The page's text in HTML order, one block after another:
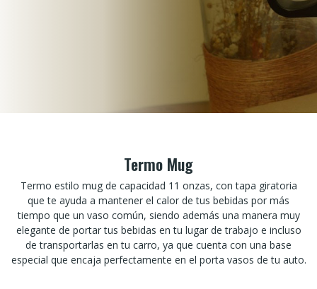
Termo Mug
Termo estilo mug de capacidad 11 onzas, con tapa giratoria
que te ayuda a mantener el calor de tus bebidas por más
tiempo que un vaso común, siendo además una manera muy
elegante de portar tus bebidas en tu lugar de trabajo e incluso
de transportarlas en tu carro, ya que cuenta con una base
especial que encaja perfectamente en el porta vasos de tu auto.